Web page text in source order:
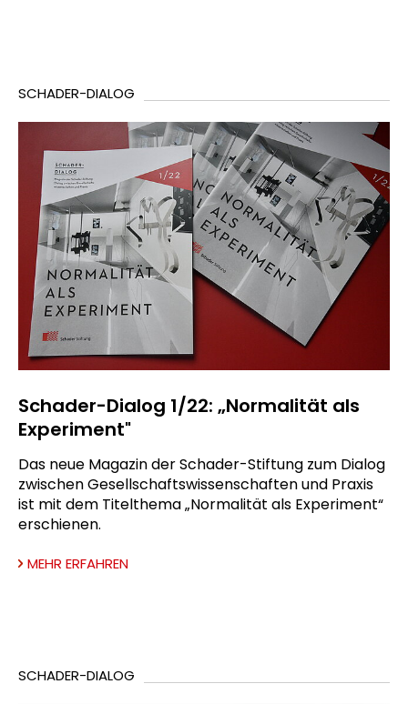
SCHADER-DIALOG
Schader-Dialog 1/22: „Normalität als
Experiment"
Das neue Magazin der Schader-Stiftung zum Dialog
zwischen Gesellschaftswissenschaften und Praxis
ist mit dem Titelthema „Normalität als Experiment“
erschienen.
MEHR ERFAHREN
SCHADER-DIALOG